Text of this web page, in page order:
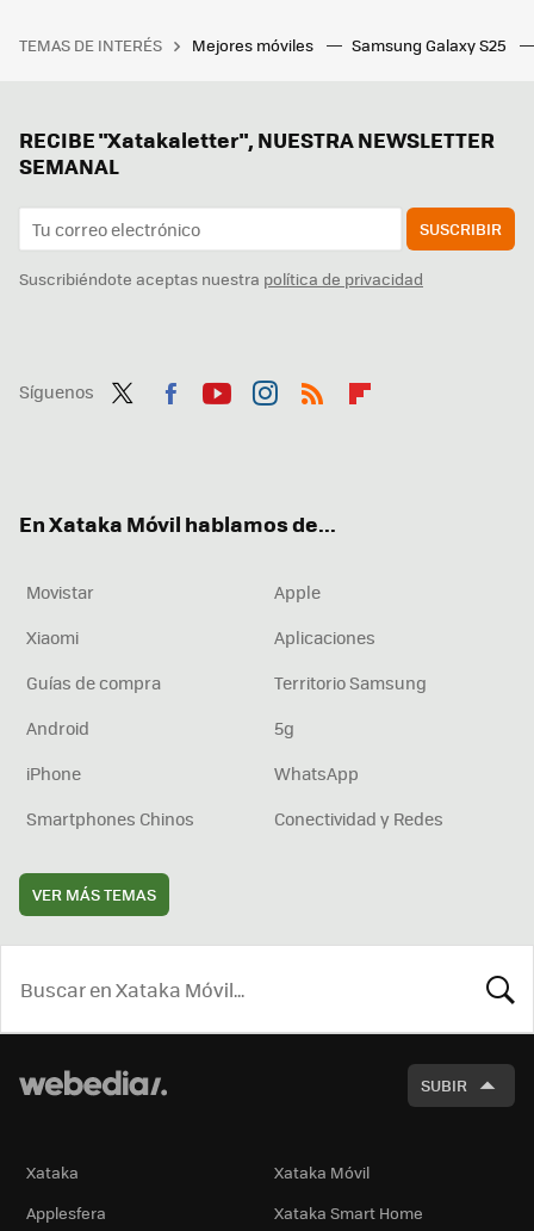
TEMAS DE INTERÉS Mejores móviles Samsung Galaxy S25
RECIBE "Xatakaletter", NUESTRA NEWSLETTER
SEMANAL
SUSCRIBIR
Suscribiéndote aceptas nuestra política de privacidad
Síguenos
En Xataka Móvil hablamos de...
Movistar
Apple
Xiaomi
Aplicaciones
Guías de compra
Territorio Samsung
Android
5g
iPhone
WhatsApp
Smartphones Chinos
Conectividad y Redes
VER MÁS TEMAS
SUBIR
Xataka
Xataka Móvil
Applesfera
Xataka Smart Home